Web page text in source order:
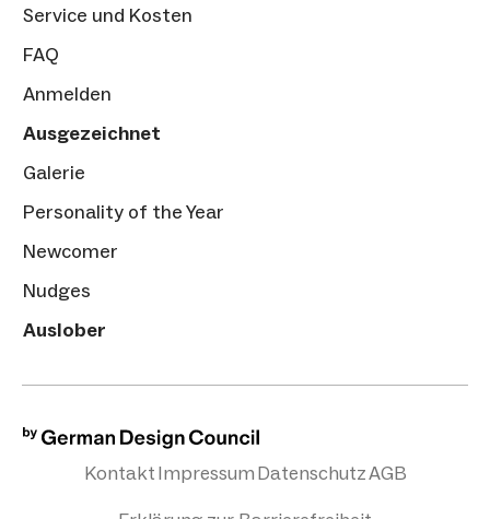
Service und Kosten
FAQ
Anmelden
Ausgezeichnet
Galerie
Personality of the Year
Newcomer
Nudges
Auslober
KontaktImpressumDatenschutzAGB